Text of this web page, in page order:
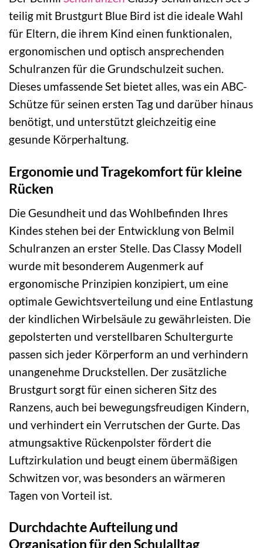
teilig mit Brustgurt Blue Bird ist die ideale Wahl
für Eltern, die ihrem Kind einen funktionalen,
ergonomischen und optisch ansprechenden
Schulranzen für die Grundschulzeit suchen.
Dieses umfassende Set bietet alles, was ein ABC-
Schütze für seinen ersten Tag und darüber hinaus
benötigt, und unterstützt gleichzeitig eine
gesunde Körperhaltung.
Ergonomie und Tragekomfort für kleine
Rücken
Die Gesundheit und das Wohlbefinden Ihres
Kindes stehen bei der Entwicklung von Belmil
Schulranzen an erster Stelle. Das Classy Modell
wurde mit besonderem Augenmerk auf
ergonomische Prinzipien konzipiert, um eine
optimale Gewichtsverteilung und eine Entlastung
der kindlichen Wirbelsäule zu gewährleisten. Die
gepolsterten und verstellbaren Schultergurte
passen sich jeder Körperform an und verhindern
unangenehme Druckstellen. Der zusätzliche
Brustgurt sorgt für einen sicheren Sitz des
Ranzens, auch bei bewegungsfreudigen Kindern,
und verhindert ein Verrutschen der Gurte. Das
atmungsaktive Rückenpolster fördert die
Luftzirkulation und beugt einem übermäßigen
Schwitzen vor, was besonders an wärmeren
Tagen von Vorteil ist.
Durchdachte Aufteilung und
Organisation für den Schulalltag